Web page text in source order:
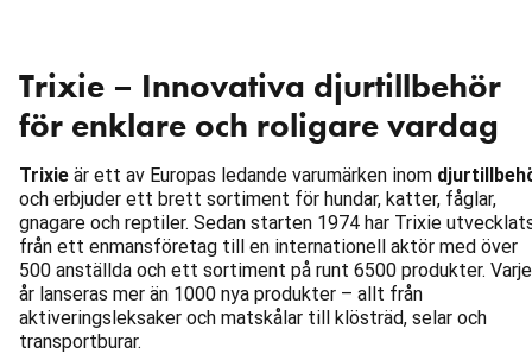
Trixie – Innovativa djurtillbehör
för enklare och roligare vardag
Trixie är ett av Europas ledande varumärken inom
och erbjuder ett brett sortiment för hundar, katter, fåglar,
gnagare och reptiler. Sedan starten 1974 har Trixie
från ett enmansföretag till en internationell aktör med över
500 anställda och ett sortiment på runt 6500 produkter. Varje
år lanseras mer än 1000 nya produkter – allt från
aktiveringsleksaker och matskålar till klösträd, selar och
transportburar.